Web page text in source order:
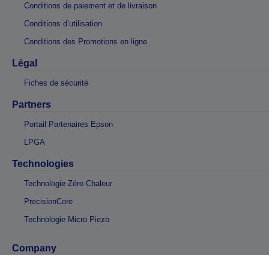
Conditions de paiement et de livraison
Conditions d’utilisation
Conditions des Promotions en ligne
Légal
Fiches de sécurité
Partners
Portail Partenaires Epson
LPGA
Technologies
Technologie Zéro Chaleur
PrecisionCore
Technologie Micro Piezo
Company